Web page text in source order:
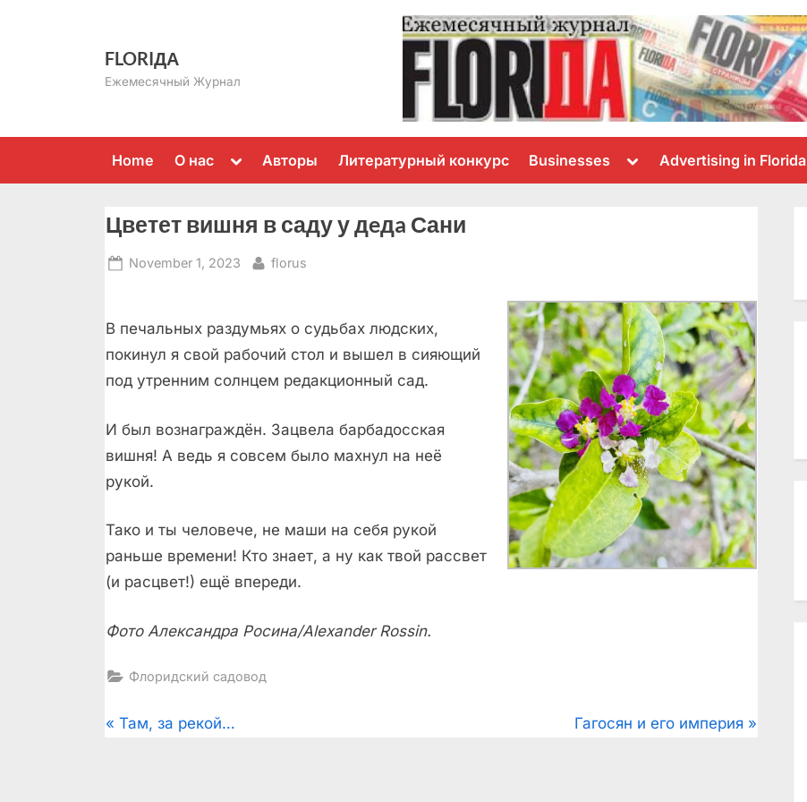
FLORIДА
Ежемесячный Журнал
Home О нас
Toggle
menu
Авторы Литературный конкурс Businesses
Toggle
menu
Advertising in Florida
Цветет вишня в саду у дeдa Сани
Posted
November 1, 2023 By
florus
В печальных раздумьях о судьбах людских,
покинул я свой рабочий стол и вышел в сияющий
под утренним солнцем редакционный сад.
И был вознаграждён. Зацвела барбадосская
вишня! А ведь я совсем было махнул на неё
рукой.
Тако и ты человече, не маши на себя рукой
раньше времени! Кто знает, а ну как твой рассвет
(и расцвет!) ещё впереди.
Фото Александра Росина/Alexander Rossin.
Флоридский садовод
Post
P
Там, за рекой…
N
Гагосян и его империя